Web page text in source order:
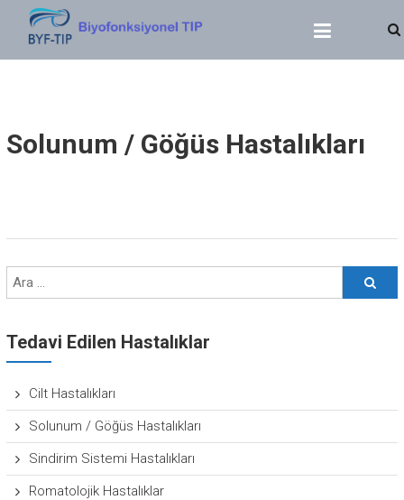
BIYOFONKSIYONEL TIP
Dr. Yasin SERT
Solunum / Göğüs Hastalıkları
Tedavi Edilen Hastalıklar
Cilt Hastalıkları
Solunum / Göğüs Hastalıkları
Sindirim Sistemi Hastalıkları
Romatolojik Hastalıklar